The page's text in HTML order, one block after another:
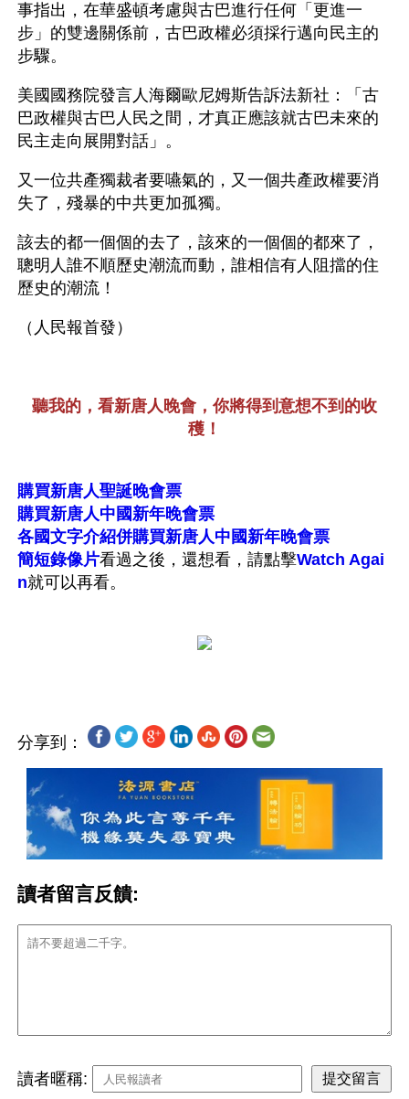
事指出，在華盛頓考慮與古巴進行任何「更進一
步」的雙邊關係前，古巴政權必須採行邁向民主的
步驟。
美國國務院發言人海爾歐尼姆斯告訴法新社：「古
巴政權與古巴人民之間，才真正應該就古巴未來的
民主走向展開對話」。
又一位共產獨裁者要嚥氣的，又一個共產政權要消
失了，殘暴的中共更加孤獨。
該去的都一個個的去了，該來的一個個的都來了，
聰明人誰不順歷史潮流而動，誰相信有人阻擋的住
歷史的潮流！
（人民報首發）
聽我的，看新唐人晚會，你將得到意想不到的收
穫！
購買新唐人聖誕晚會票
購買新唐人中國新年晚會票
各國文字介紹併購買新唐人中國新年晚會票
簡短錄像片看過之後，還想看，請點擊Watch Agai
n就可以再看。
分享到：
讀者留言反饋:
讀者暱稱: